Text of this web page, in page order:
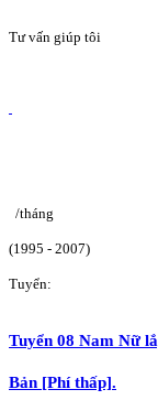
Tư vấn giúp tôi
/tháng
(1995 - 2007)
Tuyển:
Tuyển 08 Nam Nữ
Bản [Phí thấp].